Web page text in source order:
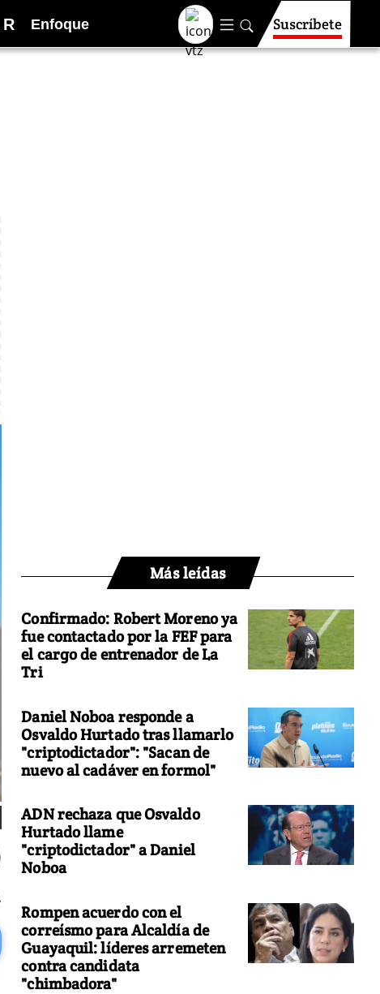
R Enfoque Suscríbete
Más leídas
Confirmado: Robert Moreno ya
fue contactado por la FEF para
el cargo de entrenador de La
Tri
Daniel Noboa responde a
Osvaldo Hurtado tras llamarlo
"criptodictador": "Sacan de
nuevo al cadáver en formol"
ADN rechaza que Osvaldo
Hurtado llame
"criptodictador" a Daniel
Noboa
Rompen acuerdo con el
correísmo para Alcaldía de
Guayaquil: líderes arremeten
contra candidata
"chimbadora"